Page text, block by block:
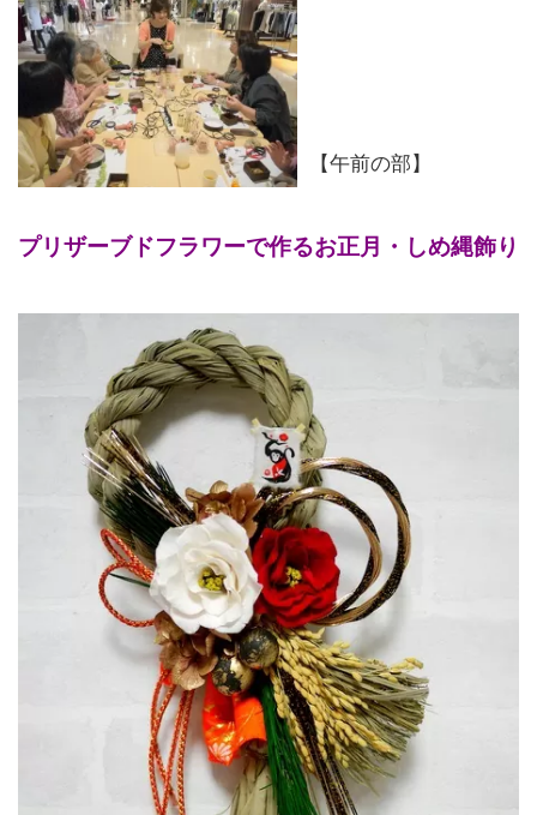
【午前の部】
プリザーブドフラワーで作るお正月・しめ縄飾り